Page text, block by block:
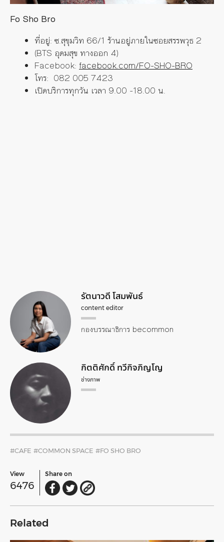
Fo Sho Bro
ที่อยู่: ซ.สุขุมวิท 66/1 ร้านอยู่ภายในซอยสรรพวุธ 2
(BTS อุดมสุข ทางออก 4)
Facebook: facebook.com/FO-SHO-BRO
โทร: 082 005 7423
เปิดบริการทุกวัน เวลา 9.00 -18.00 น.
รัตนาวดี โสมพันธ์
content editor
กองบรรณาธิการ becommon
กิตติศักดิ์ ทวีกิจภิญโญ
ช่างภาพ
#CAFE #COMMON SPACE #FO SHO BRO
View
6476
Share on
Related